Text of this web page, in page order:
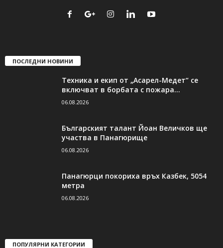
ПОСЛЕДНИ НОВИНИ
Техника и екип от „Асарел-Медет“ се
включват в борбата с пожара...
06.08.2026
Българският талант Йоан Величков ще
участва в Панагюрище
06.08.2026
Панагюрци покориха връх Казбек, 5054
метра
06.08.2026
ПОПУЛЯРНИ КАТЕГОРИИ